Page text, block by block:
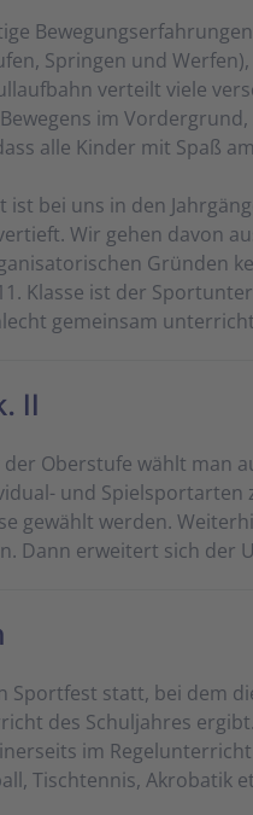
Sprin­gen und
ver­teilt vie­le
im
al­le Kin­der mit Spaß
bei uns in den
Wir ge­hen da­von
Grün­den
Klas­se ist der
ge­mein­sam
II
der Ober­stu­fe wählt
und Spiel­sport­art­en
ge­wählt wer­den.
Dann er­wei­tert sich
Sport­fest statt, bei dem
des Schul­jahres er­gibt.
im
Tisch­ten­nis,